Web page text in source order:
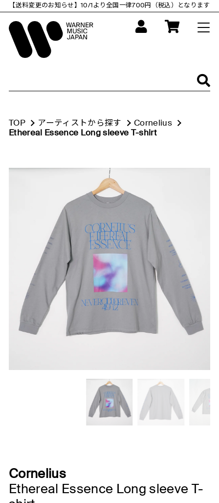
ン
【送料変更のお知らせ】10/1より全国一律700円（税込）となります
TOP アーティストから探す
Cornelius
Ethereal Essence Long sleeve T-shirt
Cornelius
Ethereal Essence Long sleeve T-